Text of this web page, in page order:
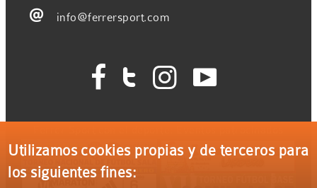
 info@ferrersport.com
   
Utilizamos cookies propias y de terceros para
los siguientes fines: